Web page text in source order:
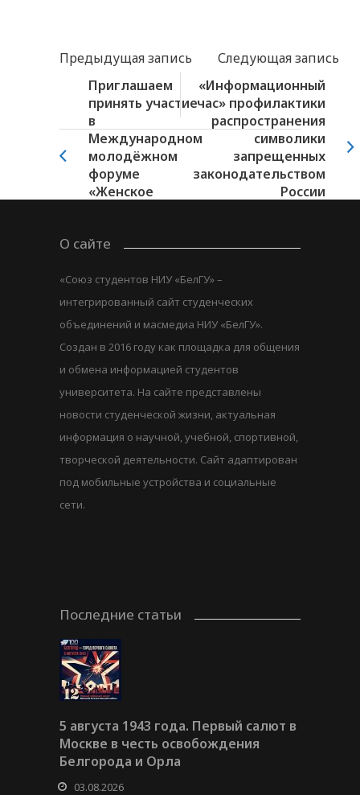
Предыдущая запись
Следующая запись
Приглашаем
принять участие
в
Международном
молодёжном
форуме
«Женское
«Информационный
час» профилактики
распространения
символики
запрещенных
законодательством
России
О сайте
«Союз студентов НИУ «БелГУ» –
интегрированный сайт студенческих
объединений и масмедиа НИУ «БелГУ».
Создан в 2016 году как площадка для общения
и обмена информацией студентов
университета. На сайте представлены
новости студенческой жизни, актуальная
информация о научной, учебной, спортивной,
творческой деятельности. Сайт адаптирован
под мобильные устройства и социальные
сети.
Последние статьи
5 августа 1943 года. Первый салют в
Москве в честь освобождения
Белгорода и Орла
03.08.2026